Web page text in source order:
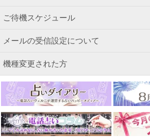
ご待機スケジュール
メールの受信設定について
機種変更された方